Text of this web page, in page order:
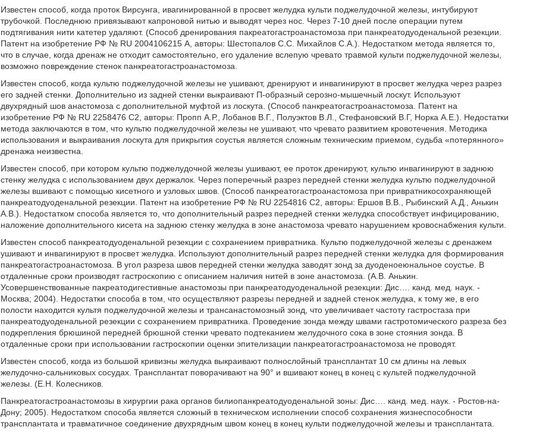
Известен способ, когда проток Вирсунга, ивагинированной в просвет желудка культи поджелудочной железы, интубируют
трубочкой. Последнюю привязывают капроновой нитью и выводят через нос. Через 7-10 дней после операции путем
подтягивания нити катетер удаляют. (Способ дренирования пакреатогастроанастомоза при панкреатодуоденальной резекции.
Патент на изобретение РФ № RU 2004106215 А, авторы: Шестопалов С.С. Михайлов С.А.). Недостатком метода является то,
что в случае, когда дренаж не отходит самостоятельно, его удаление вслепую чревато травмой культи поджелудочной железы,
возможно повреждение стенок панкреатогастроанастомоза.
Известен способ, когда культю поджелудочной железы не ушивают, дренируют и инвагинируют в просвет желудка через разрез
его задней стенки. Дополнительно из задней стенки выкраивают П-образный серозно-мышечный лоскут. Используют
двухрядный шов анастомоза с дополнительной муфтой из лоскута. (Способ панкреатогастроанастомоза. Патент на
изобретение РФ № RU 2258476 С2, авторы: Пропп А.Р., Лобанов В.Г., Полуэктов В.Л., Стефановский В.Г, Норка А.Е.). Недостатки
метода заключаются в том, что культю поджелудочной железы не ушивают, что чревато развитием кровотечения. Методика
использования и выкраивания лоскута для прикрытия соустья является сложным техническим приемом, судьба «потерянного»
дренажа неизвестна.
Известен способ, при котором культю поджелудочной железы ушивают, ее проток дренируют, культю инвагинируют в заднюю
стенку желудка с использованием двух держалок. Через поперечный разрез передней стенки желудка культю поджелудочной
железы вшивают с помощью кисетного и узловых швов. (Способ панкреатогастроанастомоза при привратникосохраняющей
панкреатодуоденальной резекции. Патент на изобретение РФ № RU 2254816 С2, авторы: Ершов В.В., Рыбинский А.Д., Анькин
А.В.). Недостатком способа является то, что дополнительный разрез передней стенки желудка способствует инфицированию,
наложение дополнительного кисета на заднюю стенку желудка в зоне анастомоза чревато нарушением кровоснабжения культи.
Известен способ панкреатодуоденальной резекции с сохранением привратника. Культю поджелудочной железы с дренажем
ушивают и инвагинируют в просвет желудка. Используют дополнительный разрез передней стенки желудка для формирования
панкреатогастроанастомоза. В угол разреза швов передней стенки желудка заводят зонд за дуоденоеюнальное соустье. В
отдаленные сроки производят гастроскопию с описанием наличия нитей в зоне анастомоза. (А.В. Анькин.
Усовершенствованные пакреатодигестивные анастомозы при панкреатодуоденальной резекции: Дис…. канд. мед. наук. -
Москва; 2004). Недостатки способа в том, что осуществляют разрезы передней и задней стенок желудка, к тому же, в его
полости находится культя поджелудочной железы и трансанастомозный зонд, что увеличивает частоту гастростаза при
панкреатодуоденальной резекции с сохранением привратника. Проведение зонда между швами гастротомического разреза без
подкрепления брюшиной передней брюшной стенки чревато подтеканием желудочного сока в зоне стояния зонда. В
отдаленные сроки при использовании гастроскопии оценки эпителизации панкреатогастроанастомоза не проводят.
Известен способ, когда из большой кривизны желудка выкраивают полнослойный трансплантат 10 см длины на левых
желудочно-сальниковых сосудах. Трансплантат поворачивают на 90° и вшивают конец в конец с культей поджелудочной
железы. (Е.Н. Колесников.
Панкреатогастроанастомозы в хирургии рака органов билиопанкреатодуоденальной зоны: Дис…. канд. мед. наук. - Ростов-на-
Дону; 2005). Недостатком способа является сложный в техническом исполнении способ сохранения жизнеспособности
трансплантата и травматичное соединение двухрядным швом конец в конец культи поджелудочной железы и трансплантата.